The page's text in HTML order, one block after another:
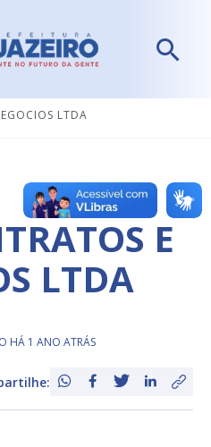
LTDA
E
LTDA
HÁ 1 ANO ATRÁS